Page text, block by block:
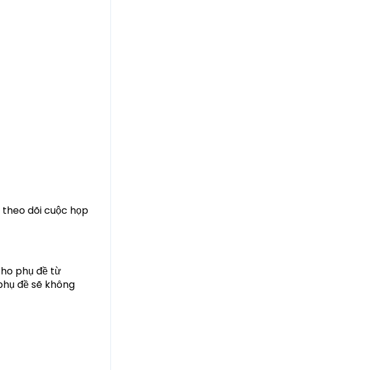
dõi cuộc họp
phụ đề từ
đề sẽ không